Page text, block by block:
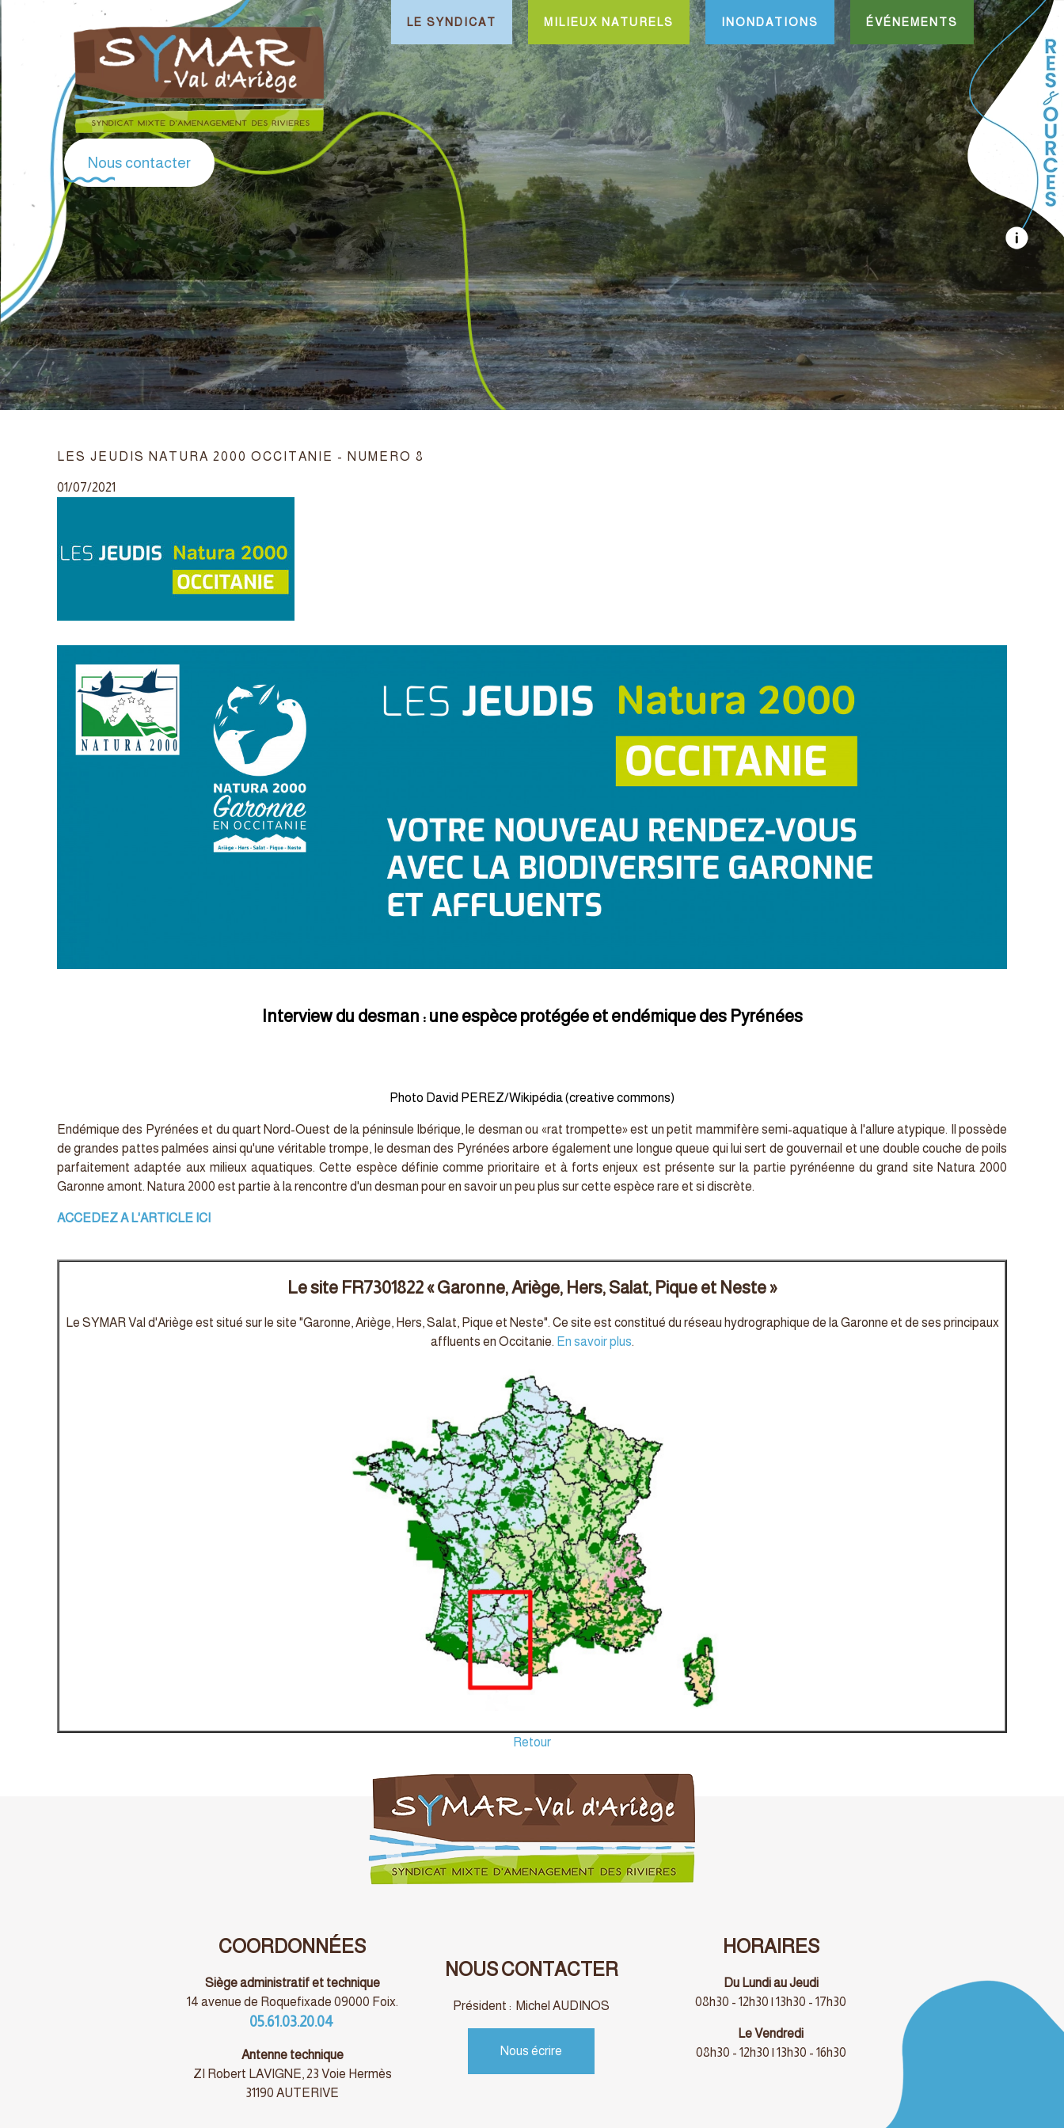
Nous contacter
LE SYNDICAT MILIEUX NATURELS INONDATIONS ÉVÉNEMENTS
LES JEUDIS NATURA 2000 OCCITANIE - NUMERO 8
01/07/2021
Interview du desman : une espèce protégée et endémique des Pyrénées
Photo David PEREZ/Wikipédia (creative commons)
Endémique des Pyrénées et du quart Nord-Ouest de la péninsule Ibérique, le desman ou «rat trompette» est un petit mammifère semi-aquatique à l'allure atypique. Il possède
de grandes pattes palmées ainsi qu'une véritable trompe, le desman des Pyrénées arbore également une longue queue qui lui sert de gouvernail et une double couche de poils
parfaitement adaptée aux milieux aquatiques. Cette espèce définie comme prioritaire et à forts enjeux est présente sur la partie pyrénéenne du grand site Natura 2000
Garonne amont. Natura 2000 est partie à la rencontre d'un desman pour en savoir un peu plus sur cette espèce rare et si discrète.
ACCEDEZ A L'ARTICLE ICI
Le site FR7301822 « Garonne, Ariège, Hers, Salat, Pique et Neste »
Le SYMAR Val d'Ariège est situé sur le site "Garonne, Ariège, Hers, Salat, Pique et Neste". Ce site est constitué du réseau hydrographique de la Garonne et de ses principaux
affluents en Occitanie. En savoir plus.
Retour
COORDONNÉES
Siège administratif et technique
14 avenue de Roquefixade 09000 Foix.
05.61.03.20.04
Antenne technique
ZI Robert LAVIGNE, 23 Voie Hermès
31190 AUTERIVE
NOUS CONTACTER
Président : Michel AUDINOS
Nous écrire
HORAIRES
Du Lundi au Jeudi
08h30 - 12h30 | 13h30 - 17h30
Le Vendredi
08h30 - 12h30 | 13h30 - 16h30